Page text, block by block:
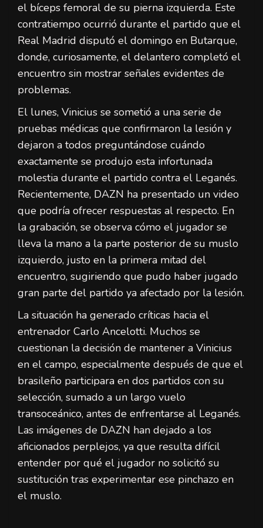
el bíceps femoral de su pierna izquierda. Este
contratiempo ocurrió durante el partido que el
Real Madrid disputó el domingo en Butarque,
donde, curiosamente, el delantero completó el
encuentro sin mostrar señales evidentes de
problemas.
El lunes, Vinicius se sometió a una serie de
pruebas médicas que confirmaron la lesión y
dejaron a todos preguntándose cuándo
exactamente se produjo esta infortunada
molestia durante el partido contra el Leganés.
Recientemente, DAZN ha presentado un video
que podría ofrecer respuestas al respecto. En
la grabación, se observa cómo el jugador se
lleva la mano a la parte posterior de su muslo
izquierdo, justo en la primera mitad del
encuentro, sugiriendo que pudo haber jugado
gran parte del partido ya afectado por la lesión.
La situación ha generado críticas hacia el
entrenador Carlo Ancelotti. Muchos se
cuestionan la decisión de mantener a Vinicius
en el campo, especialmente después de que el
brasileño participara en dos partidos con su
selección, sumado a un largo vuelo
transoceánico, antes de enfrentarse al Leganés.
Las imágenes de DAZN han dejado a los
aficionados perplejos, ya que resulta difícil
entender por qué el jugador no solicitó su
sustitución tras experimentar ese pinchazo en
el muslo.